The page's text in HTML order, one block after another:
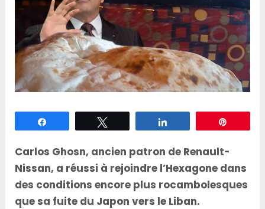
Carlos Ghosn, ancien patron de Renault-
Nissan, a réussi à rejoindre l’Hexagone dans
des conditions encore plus rocambolesques
que sa fuite du Japon vers le Liban.